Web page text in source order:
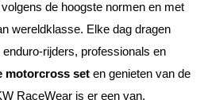
de hoogste normen en met
wereldklasse. Elke dag dragen
rijders, professionals en
motorcross set en genieten van de
RaceWear is er een van.